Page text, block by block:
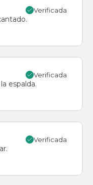
Verificada
Verificada
espalda.
Verificada